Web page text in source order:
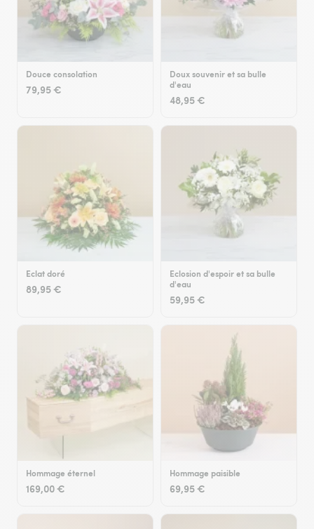
Douce consolation
79,95 €
Doux souvenir et sa bulle
d'eau
48,95 €
Eclat doré
89,95 €
Eclosion d'espoir et sa bulle
d'eau
59,95 €
Hommage éternel
169,00 €
Hommage paisible
69,95 €